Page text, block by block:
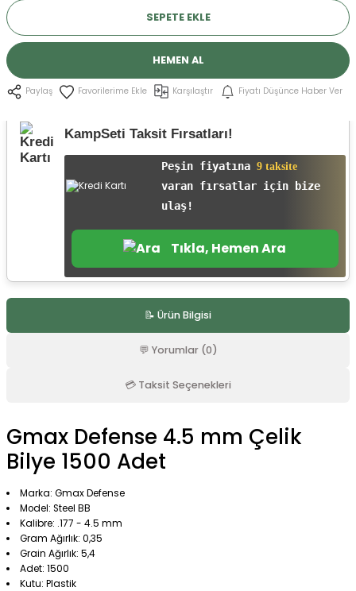
SEPETE EKLE
HEMEN AL
Paylaş Karşılaştır Fiyatı Düşünce Haber Ver
KampSeti Taksit Fırsatları!
Peşin fiyatına 9 taksite
varan fırsatlar için bize
ulaş!
Tıkla, Hemen Ara
📝 Ürün Bilgisi
💬 Yorumlar (0)
💳 Taksit Seçenekleri
Gmax Defense 4.5 mm Çelik
Bilye 1500 Adet
Marka: Gmax Defense
Model: Steel BB
Kalibre: .177 - 4.5 mm
Gram Ağırlık: 0,35
Grain Ağırlık: 5,4
Adet: 1500
Kutu: Plastik